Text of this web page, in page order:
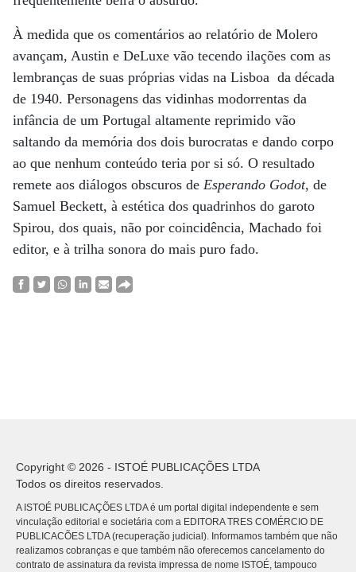
À medida que os comentários ao relatório de Molero
avançam, Austin e DeLuxe vão tecendo ilações com as
lembranças de suas próprias vidas na Lisboa da década
de 1940. Personagens das vidinhas modorrentas da
infância de um Portugal altamente reprimido vão
saltando da memória dos dois burocratas e dando corpo
ao que nenhum conteúdo teria por si só. O resultado
remete aos diálogos obscuros de Esperando Godot, de
Samuel Beckett, à estética dos quadrinhos do garoto
Spirou, dos quais, não por coincidência, Machado foi
editor, e à trilha sonora do mais puro fado.
Copyright © 2026 - ISTOÉ PUBLICAÇÕES LTDA
Todos os direitos reservados.
A ISTOÉ PUBLICAÇÕES LTDA é um portal digital independente e sem
vinculação editorial e societária com a EDITORA TRES COMÉRCIO DE
PUBLICACÕES LTDA (recuperação judicial). Informamos também que não
realizamos cobranças e que também não oferecemos cancelamento do
contrato de assinatura da revista impressa de nome ISTOÉ, tampouco